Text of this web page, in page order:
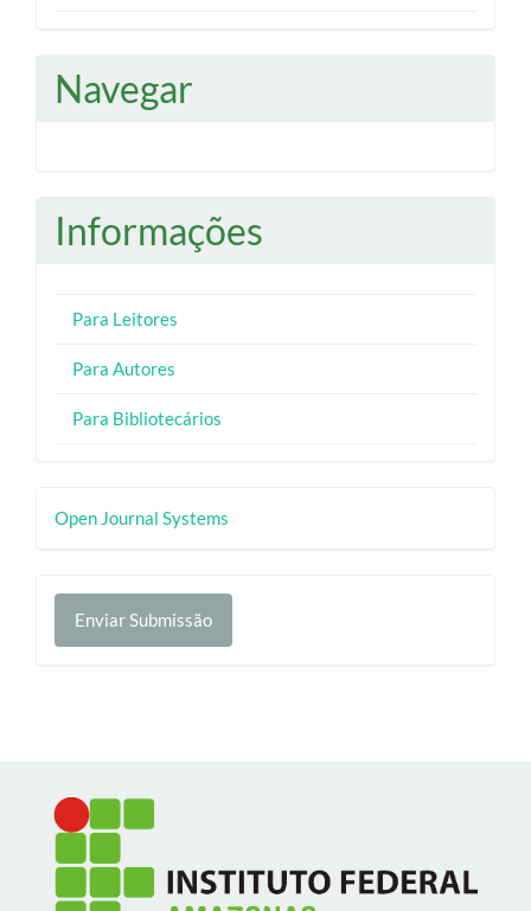
Navegar
Informações
Para Leitores
Para Autores
Para Bibliotecários
Desenvolvido
Open Journal Systems
Enviar
Submissão
Enviar Submissão